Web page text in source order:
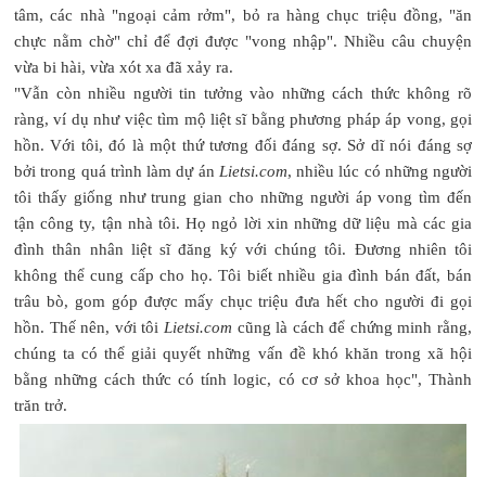
tâm, các nhà "ngoại cảm rởm", bỏ ra hàng chục triệu đồng, "ăn
chực nằm chờ" chỉ để đợi được "vong nhập". Nhiều câu chuyện
vừa bi hài, vừa xót xa đã xảy ra.
"Vẫn còn nhiều người tin tưởng vào những cách thức không rõ
ràng, ví dụ như việc tìm mộ liệt sĩ bằng phương pháp áp vong, gọi
hồn. Với tôi, đó là một thứ tương đối đáng sợ. Sở dĩ nói đáng sợ
bởi trong quá trình làm dự án Lietsi.com, nhiều lúc có những người
tôi thấy giống như trung gian cho những người áp vong tìm đến
tận công ty, tận nhà tôi. Họ ngỏ lời xin những dữ liệu mà các gia
đình thân nhân liệt sĩ đăng ký với chúng tôi. Đương nhiên tôi
không thể cung cấp cho họ. Tôi biết nhiều gia đình bán đất, bán
trâu bò, gom góp được mấy chục triệu đưa hết cho người đi gọi
hồn. Thế nên, với tôi Lietsi.com cũng là cách để chứng minh rằng,
chúng ta có thể giải quyết những vấn đề khó khăn trong xã hội
bằng những cách thức có tính logic, có cơ sở khoa học", Thành
trăn trở.